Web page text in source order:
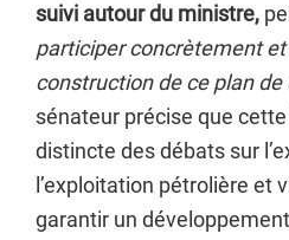
suivi autour du ministre,
participer concrètement
construction de ce plan
sénateur précise que
distincte des débats sur
l’exploitation pétrolière et
garantir un